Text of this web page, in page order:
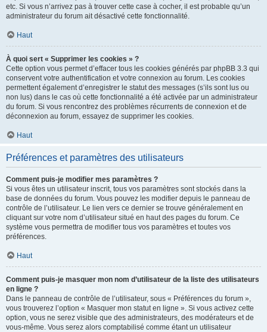
etc. Si vous n’arrivez pas à trouver cette case à cocher, il est probable qu’un
administrateur du forum ait désactivé cette fonctionnalité.
Haut
À quoi sert « Supprimer les cookies » ?
Cette option vous permet d’effacer tous les cookies générés par phpBB 3.3 qui
conservent votre authentification et votre connexion au forum. Les cookies
permettent également d’enregistrer le statut des messages (s’ils sont lus ou
non lus) dans le cas où cette fonctionnalité a été activée par un administrateur
du forum. Si vous rencontrez des problèmes récurrents de connexion et de
déconnexion au forum, essayez de supprimer les cookies.
Haut
Préférences et paramètres des utilisateurs
Comment puis-je modifier mes paramètres ?
Si vous êtes un utilisateur inscrit, tous vos paramètres sont stockés dans la
base de données du forum. Vous pouvez les modifier depuis le panneau de
contrôle de l’utilisateur. Le lien vers ce dernier se trouve généralement en
cliquant sur votre nom d’utilisateur situé en haut des pages du forum. Ce
système vous permettra de modifier tous vos paramètres et toutes vos
préférences.
Haut
Comment puis-je masquer mon nom d’utilisateur de la liste des utilisateurs
en ligne ?
Dans le panneau de contrôle de l’utilisateur, sous « Préférences du forum »,
vous trouverez l’option « Masquer mon statut en ligne ». Si vous activez cette
option, vous ne serez visible que des administrateurs, des modérateurs et de
vous-même. Vous serez alors comptabilisé comme étant un utilisateur